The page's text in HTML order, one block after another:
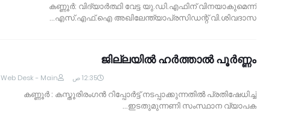
കണ്ണൂര്‍: വിദ്യാര്‍ത്ഥി വേട്ട യു.ഡി.എഫിന് വിനയാകുമെന്ന്
എസ്.എഫ്.ഐ അഖിലേന്ത്യാപ്രസിഡന്റ് വി.ശിവദാസ…
ജില്ലയില്‍ ഹര്‍ത്താല്‍ പൂര്‍ണ്ണം
Web Desk - Main 12:35 ص
കണ്ണൂര്‍ : കസ്തൂരിരംഗന്‍ റിപ്പോര്‍ട്ട് നടപ്പാക്കുന്നതില്‍ പ്രതിഷേധിച്ച്
ഇടതുമുന്നണി സംസ്ഥാന വ്യാപക…